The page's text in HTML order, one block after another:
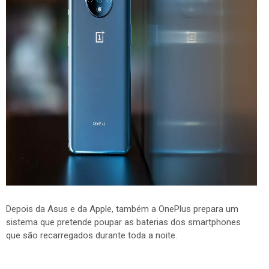
Depois da Asus e da Apple, também a OnePlus prepara um
sistema que pretende poupar as baterias dos smartphones
que são recarregados durante toda a noite.